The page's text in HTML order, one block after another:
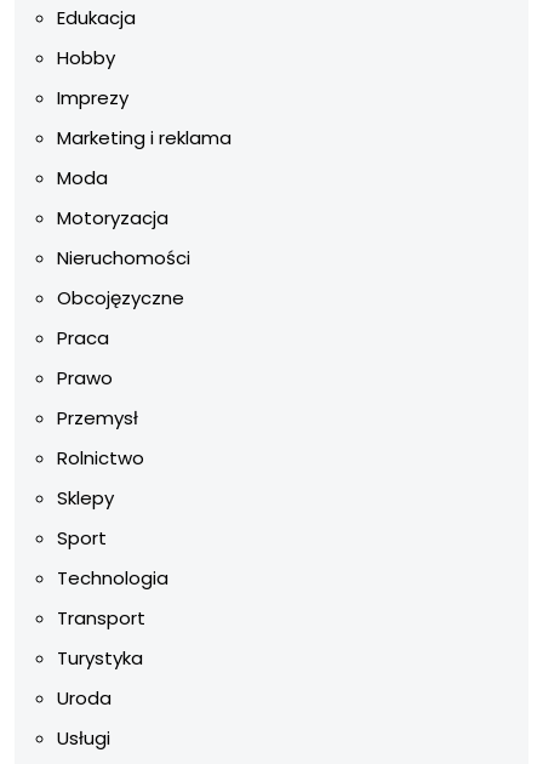
Edukacja
Hobby
Imprezy
Marketing i reklama
Moda
Motoryzacja
Nieruchomości
Obcojęzyczne
Praca
Prawo
Przemysł
Rolnictwo
Sklepy
Sport
Technologia
Transport
Turystyka
Uroda
Usługi